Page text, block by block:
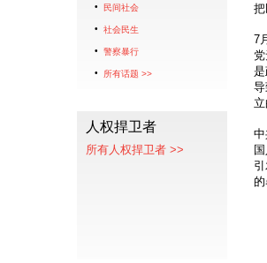
民间社会
社会民生
警察暴行
所有话题 >>
人权捍卫者
所有人权捍卫者 >>
把
7
的